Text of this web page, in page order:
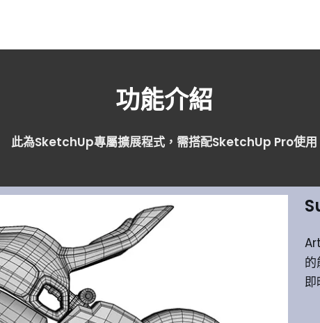
功能介紹
此為SketchUp專屬擴展程式，需搭配SketchUp Pro使用
即